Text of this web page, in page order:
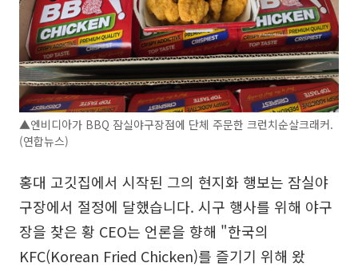
▲엔비디아가 BBQ 잠실야구장점에 단체 주문한 크런치순살크래커.
(연합뉴스)
홍대 고깃집에서 시작된 그의 현지화 행보는 잠실야
구장에서 절정에 달했습니다. 시구 행사를 위해 야구
장을 찾은 황 CEO는 언론을 향해 "한국의
KFC(Korean Fried Chicken)를 즐기기 위해 왔